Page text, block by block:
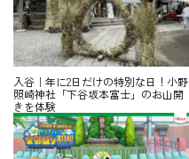
入谷｜年に2日だけの特別な日！小野
照崎神社「下谷坂本富士」のお山開
きを体験